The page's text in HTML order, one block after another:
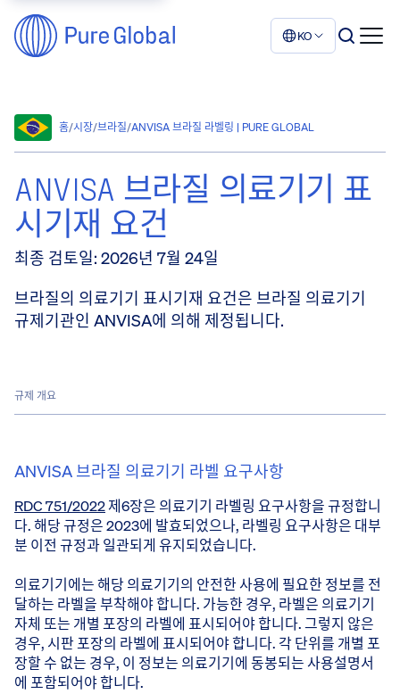
KO
홈/시장/브라질/ANVISA 브라질 라벨링 | PURE GLOBAL
ANVISA 브라질 의료기기 표
시기재 요건
최종 검토일: 2026년 7월 24일
브라질의 의료기기 표시기재 요건은 브라질 의료기기
규제기관인 ANVISA에 의해 제정됩니다.
규제 개요
ANVISA 브라질 의료기기 라벨 요구사항
RDC 751/2022제6장은 의료기기 라벨링 요구사항을 규정합니
다. 해당 규정은 2023에 발효되었으나, 라벨링 요구사항은 대부
분 이전 규정과 일관되게 유지되었습니다.
의료기기에는 해당 의료기기의 안전한 사용에 필요한 정보를 전
달하는 라벨을 부착해야 합니다. 가능한 경우, 라벨은 의료기기
자체 또는 개별 포장의 라벨에 표시되어야 합니다. 그렇지 않은
경우, 시판 포장의 라벨에 표시되어야 합니다. 각 단위를 개별 포
장할 수 없는 경우, 이 정보는 의료기기에 동봉되는 사용설명서
에 포함되어야 합니다.